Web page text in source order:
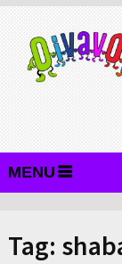
MENU
Tag: